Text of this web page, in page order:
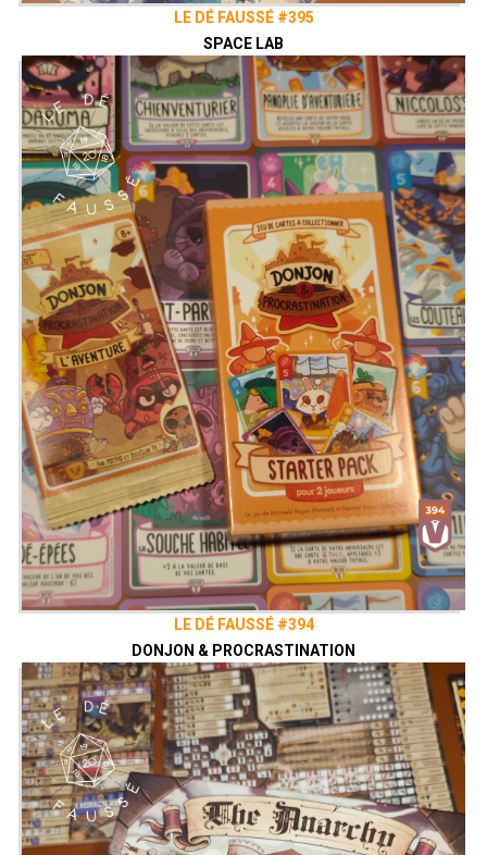
LE DÉ FAUSSÉ #395
SPACE LAB
LE DÉ FAUSSÉ #394
DONJON & PROCRASTINATION